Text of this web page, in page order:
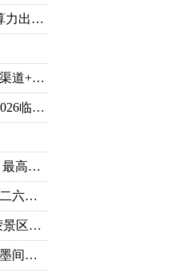
亚太数字经济论坛暨词元Token算力出海研讨会于临沂圆满落幕
2026中央政法系统巡视官方举报渠道+受理范围
沂蒙精神代代传·与人民同行 丨2026临沂市文联新时代文明实践文艺志愿服务主题活动正式启动
依法严惩侵犯企业合法权益犯罪 最高检发布典型案例
中央宣传部等部门部署开展二〇二六年“强国复兴有我”群众性主题宣传教育活动
致敬文旅同行！沂蒙山龟蒙·云蒙景区免票礼遇全国旅游人！
羲之文化传承人王杰宝：沉厚笔墨间的守正出新